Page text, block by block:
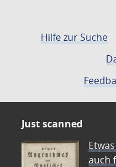
Hilfe zur Suche
Just scanned
auch